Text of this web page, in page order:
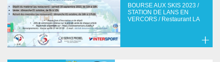
BOURSE AUX SKIS 2023 /
STATION DE LANS EN
VERCORS / Restaurant LA